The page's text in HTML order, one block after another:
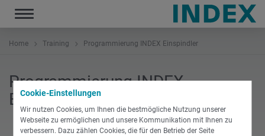
Cookie-Einstellungen
Wir nutzen Cookies, um Ihnen die bestmögliche Nutzung unserer
Webseite zu ermöglichen und unsere Kommunikation mit Ihnen zu
verbessern. Dazu zählen Cookies, die für den Betrieb der Seite
Toggle
navigation
Home Training Programmierung INDEX Einspindler
Programmierung INDEX
Einspindler